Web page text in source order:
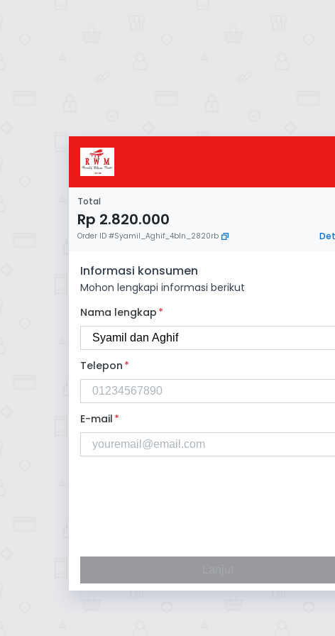
Total
Rp 2.820.000
Order ID #Syamil_Aghif_4bln_2820rb
Informasi konsumen
Mohon lengkapi informasi berikut
Nama lengkap *
Telepon *
E-mail *